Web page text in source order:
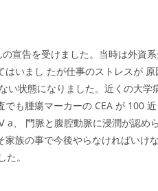
宣告を受けました。当時は外資系
いまし たが仕事のストレスが
い状態になりました。近くの大
も腫瘍マーカーの CEA が 100
、 門脈と腹腔動脈に浸潤が認め
族の事で今後やらなければいけ
。